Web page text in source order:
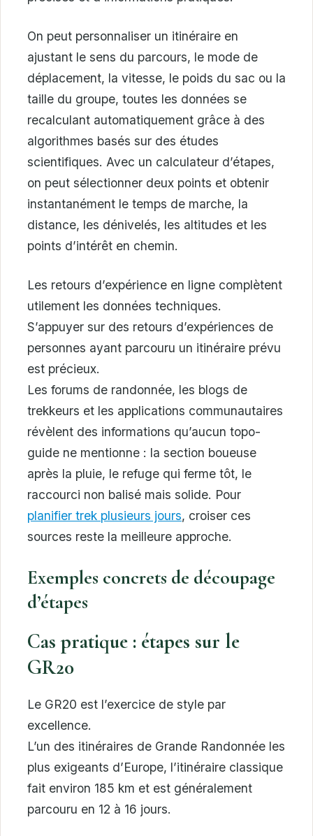
On peut personnaliser un itinéraire en
ajustant le sens du parcours, le mode de
déplacement, la vitesse, le poids du sac ou la
taille du groupe, toutes les données se
recalculant automatiquement grâce à des
algorithmes basés sur des études
scientifiques. Avec un calculateur d’étapes,
on peut sélectionner deux points et obtenir
instantanément le temps de marche, la
distance, les dénivelés, les altitudes et les
points d’intérêt en chemin.
Les retours d’expérience en ligne complètent
utilement les données techniques.
S’appuyer sur des retours d’expériences de
personnes ayant parcouru un itinéraire prévu
est précieux.
Les forums de randonnée, les blogs de
trekkeurs et les applications communautaires
révèlent des informations qu’aucun topo-
guide ne mentionne : la section boueuse
après la pluie, le refuge qui ferme tôt, le
raccourci non balisé mais solide. Pour
planifier trek plusieurs jours, croiser ces
sources reste la meilleure approche.
Exemples concrets de découpage
d’étapes
Cas pratique : étapes sur le
GR20
Le GR20 est l’exercice de style par
excellence.
L’un des itinéraires de Grande Randonnée les
plus exigeants d’Europe, l’itinéraire classique
fait environ 185 km et est généralement
parcouru en 12 à 16 jours.